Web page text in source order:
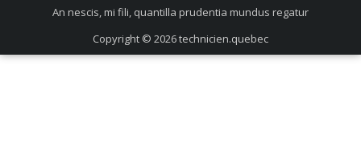
An nescis, mi fili, quantilla prudentia mundus regatur
Copyright © 2026technicien.quebec